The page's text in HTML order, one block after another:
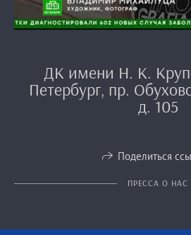
ДК имени Н. К.
Петербург, пр.
д. 105
Поделиться
ПРЕССА О НАС